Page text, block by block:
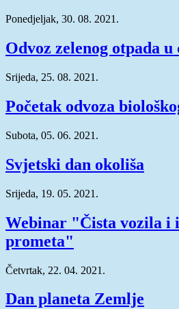
Ponedjeljak, 30. 08. 2021.
Odvoz zelenog otpada
Srijeda, 25. 08. 2021.
Početak odvoza
Subota, 05. 06. 2021.
Svjetski dan okoliša
Srijeda, 19. 05. 2021.
Webinar "Čista vozila i
prometa"
Četvrtak, 22. 04. 2021.
Dan planeta Zemlje